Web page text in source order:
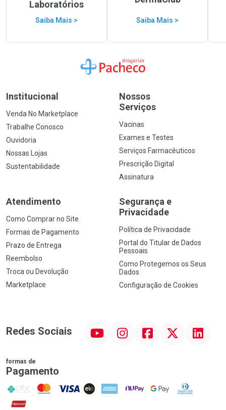
Laboratórios
Saiba Mais > Saiba Mais >
Ir para a Home
Institucional
Venda No Marketplace
Trabalhe Conosco
Ouvidoria
Nossas Lojas
Sustentabilidade
Nossos
Serviços
Vacinas
Exames e Testes
Serviços Farmacêuticos
Prescrição Digital
Assinatura
Atendimento
Como Comprar no Site
Formas de Pagamento
Prazo de Entrega
Reembolso
Troca ou Devolução
Marketplace
Segurança e
Privacidade
Política de Privacidade
Portal do Titular de Dados
Pessoais
Como Protegemos os Seus
Dados
Configuração de Cookies
Redes Sociais InstagramFacebook Linkedin
formas de
Pagamento
PIX MasterCard
VISA ELO AMEX NuPay Google PayDiners Club
Hipercard